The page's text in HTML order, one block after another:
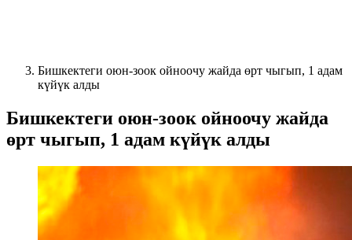
Бишкектеги оюн-зоок ойноочу жайда өрт чыгып, 1 адам
күйүк алды
Бишкектеги оюн-зоок ойноочу жайда
өрт чыгып, 1 адам күйүк алды